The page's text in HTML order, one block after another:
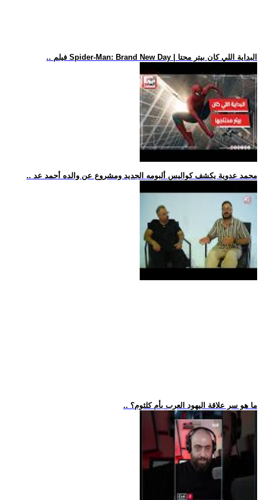
.. فيلم Spider-Man: Brand New Day | البداية اللي كان بيتر محتا
.. محمد عدوية يكشف كواليس ألبومه الجديد ومشروع عن والده أحمد عد
.. ما هو سر علاقة اليهود العرب بأم كلثوم؟